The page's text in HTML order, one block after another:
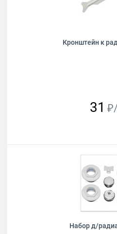
Кронштейн к
31
Набор д/